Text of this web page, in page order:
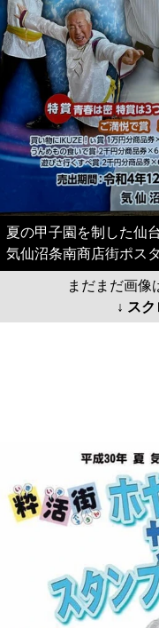
夏の甲子園を制した仙
気仙沼条南商店街ポス
まだまだ画像
↓ ス